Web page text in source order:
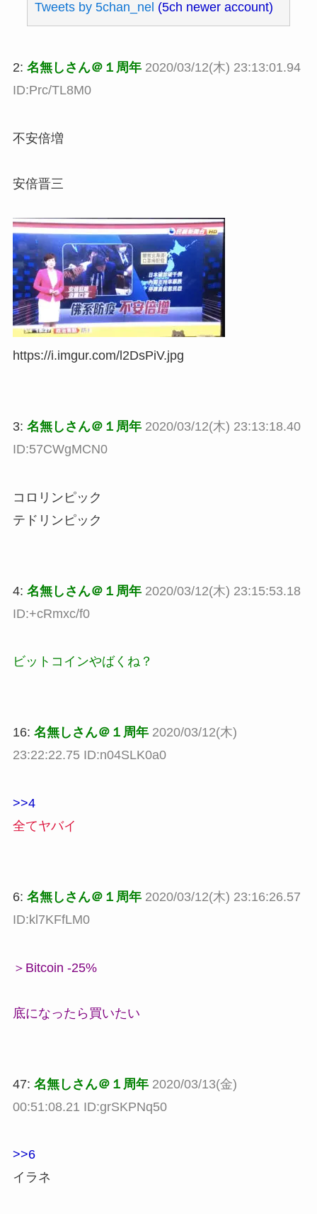
Tweets by 5chan_nel (5ch newer account)
2: 名無しさん＠１周年 2020/03/12(木) 23:13:01.94
ID:Prc/TL8M0
不安倍増
安倍晋三
https://i.imgur.com/l2DsPiV.jpg
3: 名無しさん＠１周年 2020/03/12(木) 23:13:18.40
ID:57CWgMCN0
コロリンピック
テドリンピック
4: 名無しさん＠１周年 2020/03/12(木) 23:15:53.18
ID:+cRmxc/f0
ビットコインやばくね？
16: 名無しさん＠１周年 2020/03/12(木)
23:22:22.75 ID:n04SLK0a0
>>4
全てヤバイ
6: 名無しさん＠１周年 2020/03/12(木) 23:16:26.57
ID:kl7KFfLM0
＞Bitcoin -25%
底になったら買いたい
47: 名無しさん＠１周年 2020/03/13(金)
00:51:08.21 ID:grSKPNq50
>>6
イラネ